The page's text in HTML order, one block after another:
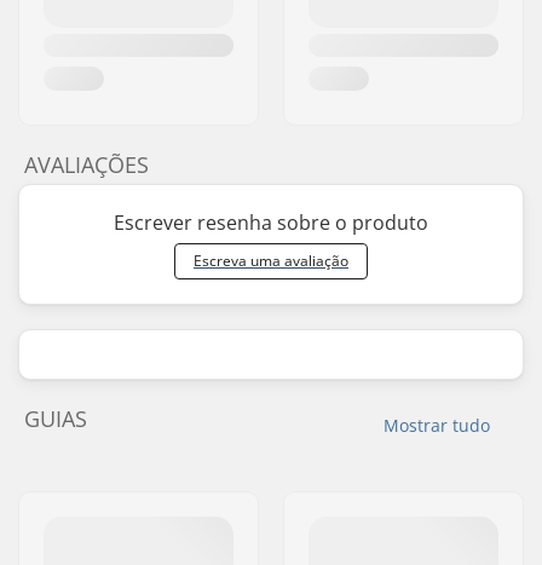
AVALIAÇÕES
Escrever resenha sobre o produto
Escreva uma avaliação
Mostrar tudo
GUIAS